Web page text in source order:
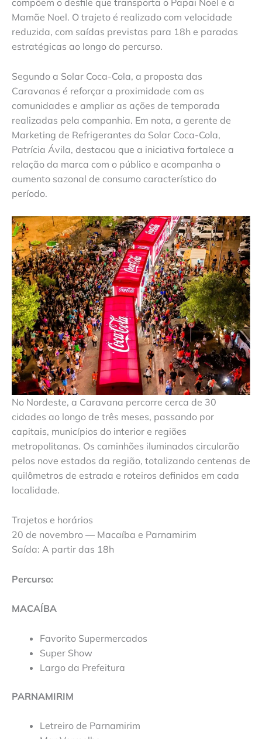
compõem o desfile que transporta o Papai Noel e a
Mamãe Noel. O trajeto é realizado com velocidade
reduzida, com saídas previstas para 18h e paradas
estratégicas ao longo do percurso.
Segundo a Solar Coca-Cola, a proposta das
Caravanas é reforçar a proximidade com as
comunidades e ampliar as ações de temporada
realizadas pela companhia. Em nota, a gerente de
Marketing de Refrigerantes da Solar Coca-Cola,
Patrícia Ávila, destacou que a iniciativa fortalece a
relação da marca com o público e acompanha o
aumento sazonal de consumo característico do
período.
No Nordeste, a Caravana percorre cerca de 30
cidades ao longo de três meses, passando por
capitais, municípios do interior e regiões
metropolitanas. Os caminhões iluminados circularão
pelos nove estados da região, totalizando centenas de
quilômetros de estrada e roteiros definidos em cada
localidade.
Trajetos e horários
20 de novembro — Macaíba e Parnamirim
Saída: A partir das 18h
Percurso:
MACAÍBA
Favorito Supermercados
Super Show
Largo da Prefeitura
PARNAMIRIM
Letreiro de Parnamirim